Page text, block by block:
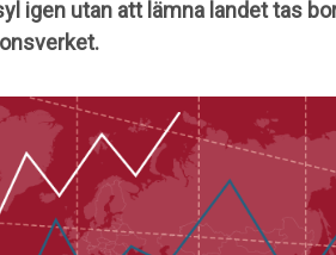
igen utan att lämna landet tas